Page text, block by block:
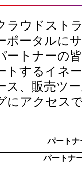
ラウドスト
ポータルに
ートナーの
トするイネ
ス、販売ツ
にアクセス
パート
パートナ